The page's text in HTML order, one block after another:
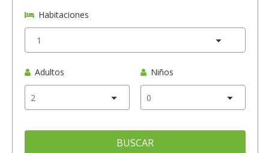
Habitaciones
Adultos Niños
BUSCAR